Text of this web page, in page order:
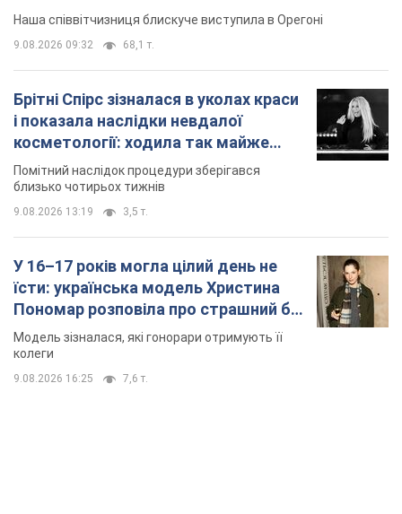
Наша співвітчизниця блискуче виступила в Орегоні
9.08.2026 09:32 68,1 т.
Брітні Спірс зізналася в уколах краси
і показала наслідки невдалої
косметології: ходила так майже
місяць
Помітний наслідок процедури зберігався
близько чотирьох тижнів
9.08.2026 13:19 3,5 т.
У 16–17 років могла цілий день не
їсти: українська модель Христина
Пономар розповіла про страшний бік
модельної кар’єри
Модель зізналася, які гонорари отримують її
колеги
9.08.2026 16:25 7,6 т.